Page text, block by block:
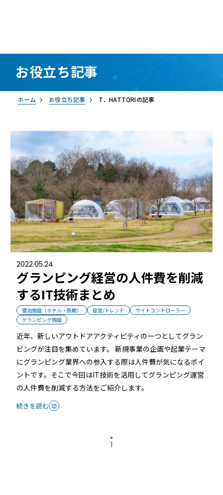
お役立ち記事
T．HATTORIの記事
お役立ち記事
ホーム
2022.05.24
グランピング経営の人件費を削減
するIT技術まとめ
宿泊施設（ホテル・旅館） 経営/トレンド
サイトコントローラー
グランピング施設
近年、新しいアウトドアアクティビティの一つとしてグラン
ピングが注目を集めています。 新規事業の企画や起業テーマ
にグランピング業界への参入する際は人件費が気になるポイ
ントです。そこで今回はIT技術を活用してグランピング運営
の人件費を削減する方法をご紹介します。
続きを読む
1
RemoteLOCK
ご質問
寄せられた
介します
RemoteLOCKって何が
できるの？をご紹介します
詳しくみる
業種別の活用
セミナー